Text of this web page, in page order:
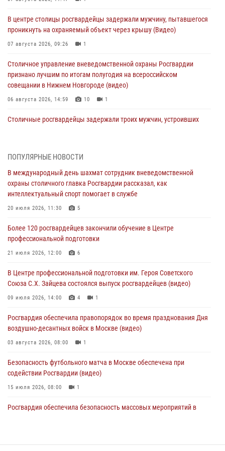
В центре столицы росгвардейцы задержали мужчину, пытавшегося
проникнуть на охраняемый объект через крышу (Видео)
07 августа 2026, 09:26 1
Столичное управление вневедомственной охраны Росгвардии
признано лучшим по итогам полугодия на всероссийском
совещании в Нижнем Новгороде (видео)
06 августа 2026, 14:59 10 1
Столичные росгвардейцы задержали троих мужчин, устроивших
матче в Москве обеспечила Росгвардия (видео)
06 августа 2026, 08:30
Столичные росгвардейцы задержали мужчину, устроившего дебош
05 августа 2026, 12:39
Московские росгвардейцы обеспечили безопасность проведения
05 августа 2026, 12:35
Делегация МВД Республики Беларусь ознакомилась с передовыми
04 августа 2026, 18:16 5
ПОПУЛЯРНЫЕ НОВОСТИ
В международный день шахмат сотрудник вневедомственной
охраны столичного главка Росгвардии рассказал, как
интеллектуальный спорт помогает в службе
20 июля 2026, 11:30 5
Более 120 росгвардейцев закончили обучение в Центре
профессиональной подготовки
21 июля 2026, 12:00 6
В Центре профессиональной подготовки им. Героя Советского
Союза С.Х. Зайцева состоялся выпуск росгвардейцев (видео)
09 июля 2026, 14:00 4 1
Росгвардия обеспечила правопорядок во время празднования Дня
воздушно-десантных войск в Москве (видео)
03 августа 2026, 08:00 1
Безопасность футбольного матча в Москве обеспечена при
содействии Росгвардии (видео)
15 июля 2026, 08:00 1
Росгвардия обеспечила безопасность массовых мероприятий в